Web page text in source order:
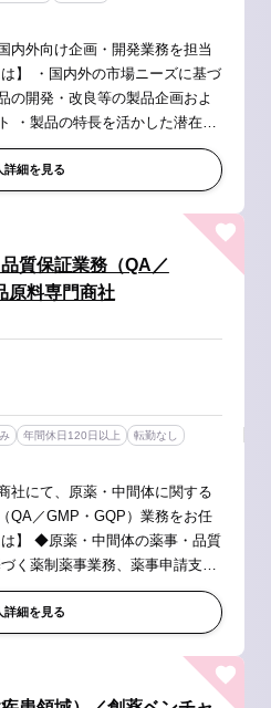
内外向け企画・開発業務を担当
の開発・改良等の製品企画およ
・製品の特長を活かした潜在市
、新規用途展開を含めた製品戦
詳細を見る
質保証業務（QA／
原料専門商社
年間休日120日以上
転勤なし
社にて、原薬・中間体に関する
QA／GMP・GQP）業務をお任
く薬制薬事業務、薬事申請支援
サポート等） ・GMP／GQP準
品...
詳細を見る